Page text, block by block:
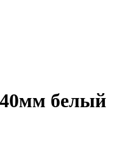
40мм белый